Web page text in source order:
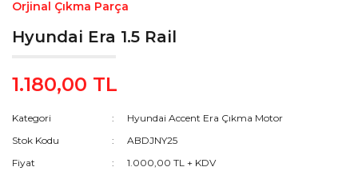
Orjinal Çıkma Parça
Hyundai Era 1.5 Rail
1.180,00 TL
Kategori
Hyundai Accent Era Çıkma Motor
Stok Kodu
ABDJNY25
Fiyat
1.000,00 TL + KDV